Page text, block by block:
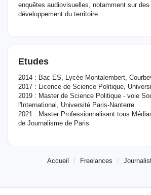
enquêtes audiovisuelles, notamment sur
développement du territoire.
Etudes
2014 : Bac ES, Lycée Montalembert,
2017 : Licence de Science Politique,
2019 : Master de Science Politique - voie
l'International, Université Paris-Nanterre
2021 : Master Professionnalisant tous
de Journalisme de Paris
Accueil Freelances